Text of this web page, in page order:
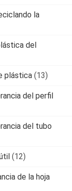
la
del
plástica (13)
del perfil
del tubo
(12)
de la hoja